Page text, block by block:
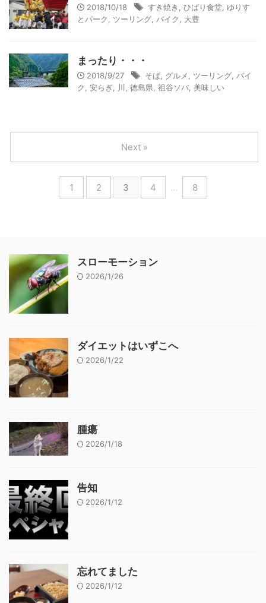
2018/10/18 すき焼き ひばり食堂 ゆりす
とパーク
ツーリング バイク 大豊
まったり・・・
2018/9/27 そば, グルメ, ツーリング, バイ
ク, 安らぎ, 川, 徳島県, 祖谷ソバ, 美味しい
1 2 3 4 … 8
Next »
スローモーション
2026/1/26
ダイエットはいずこへ
2026/1/22
腫瘍
2026/1/18
告知
2026/1/12
忘れてました
2026/1/12